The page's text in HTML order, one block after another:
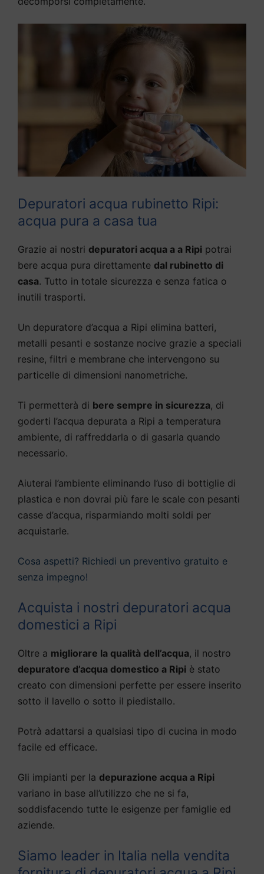
Depuratori acqua rubinetto Ripi:
acqua pura a casa tua
Grazie ai nostri depuratori acqua a a Ripi potrai
bere acqua pura direttamente dal rubinetto di
casa. Tutto in totale sicurezza e senza fatica o
inutili trasporti.
Un depuratore d’acqua a Ripi elimina batteri,
metalli pesanti e sostanze nocive grazie a speciali
resine, filtri e membrane che intervengono su
particelle di dimensioni nanometriche.
Ti permetterà di bere sempre in sicurezza, di
goderti l’acqua depurata a Ripi a temperatura
ambiente, di raffreddarla o di gasarla quando
necessario.
Aiuterai l’ambiente eliminando l’uso di bottiglie di
plastica e non dovrai più fare le scale con pesanti
casse d’acqua, risparmiando molti soldi per
acquistarle.
Cosa aspetti? Richiedi un preventivo gratuito e
senza impegno!
Acquista i nostri depuratori acqua
domestici a Ripi
Oltre a migliorare la qualità dell’acqua, il nostro
depuratore d’acqua domestico a Ripi è stato
creato con dimensioni perfette per essere inserito
sotto il lavello o sotto il piedistallo.
Potrà adattarsi a qualsiasi tipo di cucina in modo
facile ed efficace.
Gli impianti per la depurazione acqua a Ripi
variano in base all’utilizzo che ne si fa,
soddisfacendo tutte le esigenze per famiglie ed
aziende.
Siamo leader in Italia nella vendita